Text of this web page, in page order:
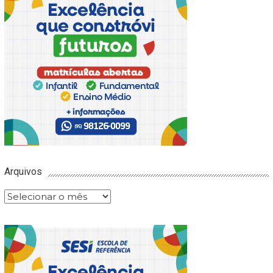
Arquivos
Arquivos